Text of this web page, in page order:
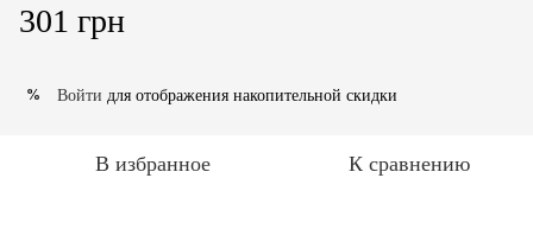
301 грн
% Войти для отображения накопительной скидки
В избранное К сравнению